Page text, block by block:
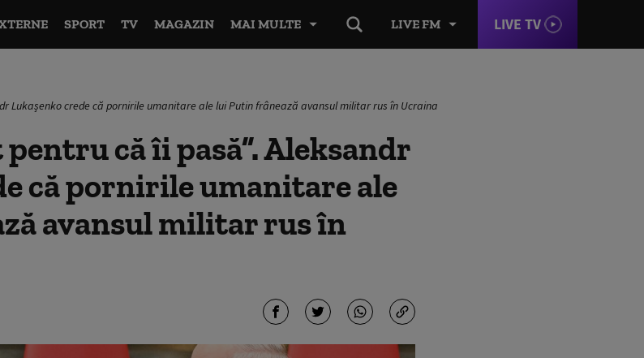
LIVE FM LIVE TV
SPORT TV MAGAZIN MAI MULTE
Lukașenko crede că pornirile umanitare ale lui Putin frânează avansul militar rus în Ucraina
pentru că îi pasă”. Aleksandr
că pornirile umanitare ale
avansul militar rus în